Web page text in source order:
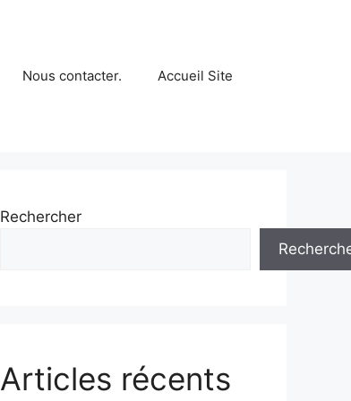
Nous contacter. Accueil Site
Rechercher
Articles récents